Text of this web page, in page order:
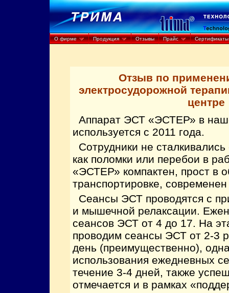
О фирме Продукция Отзывы Прайс Сертификаты
Отзыв по
электросудорожной
центре
Аппарат ЭСТ «ЭСТЕР» в
используется с 2011 года.
Сотрудники не
как поломки или перебои в
«ЭСТЕР» компактен, прост в
транспортировке,
Сеансы ЭСТ проводятся с
и мышечной релаксации.
сеансов ЭСТ от 4 до 17. На
проводим сеансы ЭСТ от 2-3
день (преимущественно),
использования ежедневных
течение 3-4 дней, также
отмечается и в рамках